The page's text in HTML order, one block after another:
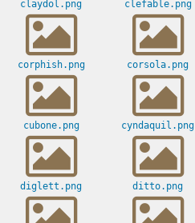
claydol.png clefable.png
corphish.png corsola.png
cubone.png cyndaquil.png
diglett.png ditto.png